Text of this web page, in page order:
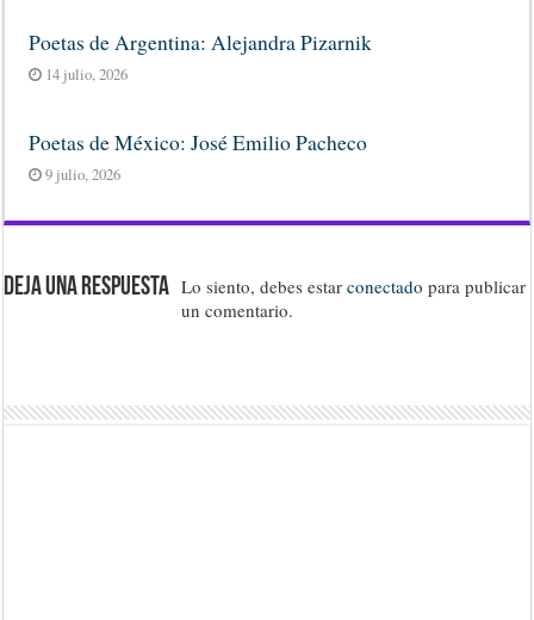
Poetas de Argentina: Alejandra Pizarnik
14 julio, 2026
Poetas de México: José Emilio Pacheco
9 julio, 2026
Deja una respuesta Lo siento, debes estarconectado para publicar
un comentario.